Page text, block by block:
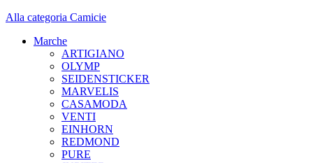
Alla categoria Camicie
Marche
ARTIGIANO
OLYMP
SEIDENSTICKER
MARVELIS
CASAMODA
VENTI
EINHORN
REDMOND
PURE